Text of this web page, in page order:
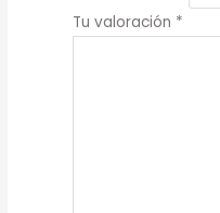
Tu valoración *